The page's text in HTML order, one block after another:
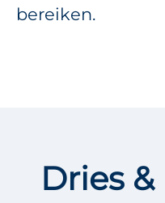
bereiken.
Dries